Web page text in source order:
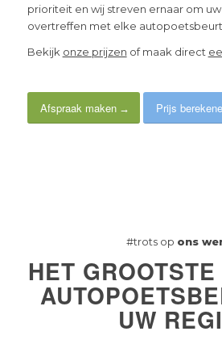
prioriteit en wij streven ernaar om
overtreffen met elke autopoetsbeurt
Bekijk onze prijzen of maak direct
Afspraak maken Prijs
#trots op ons
HET
UW